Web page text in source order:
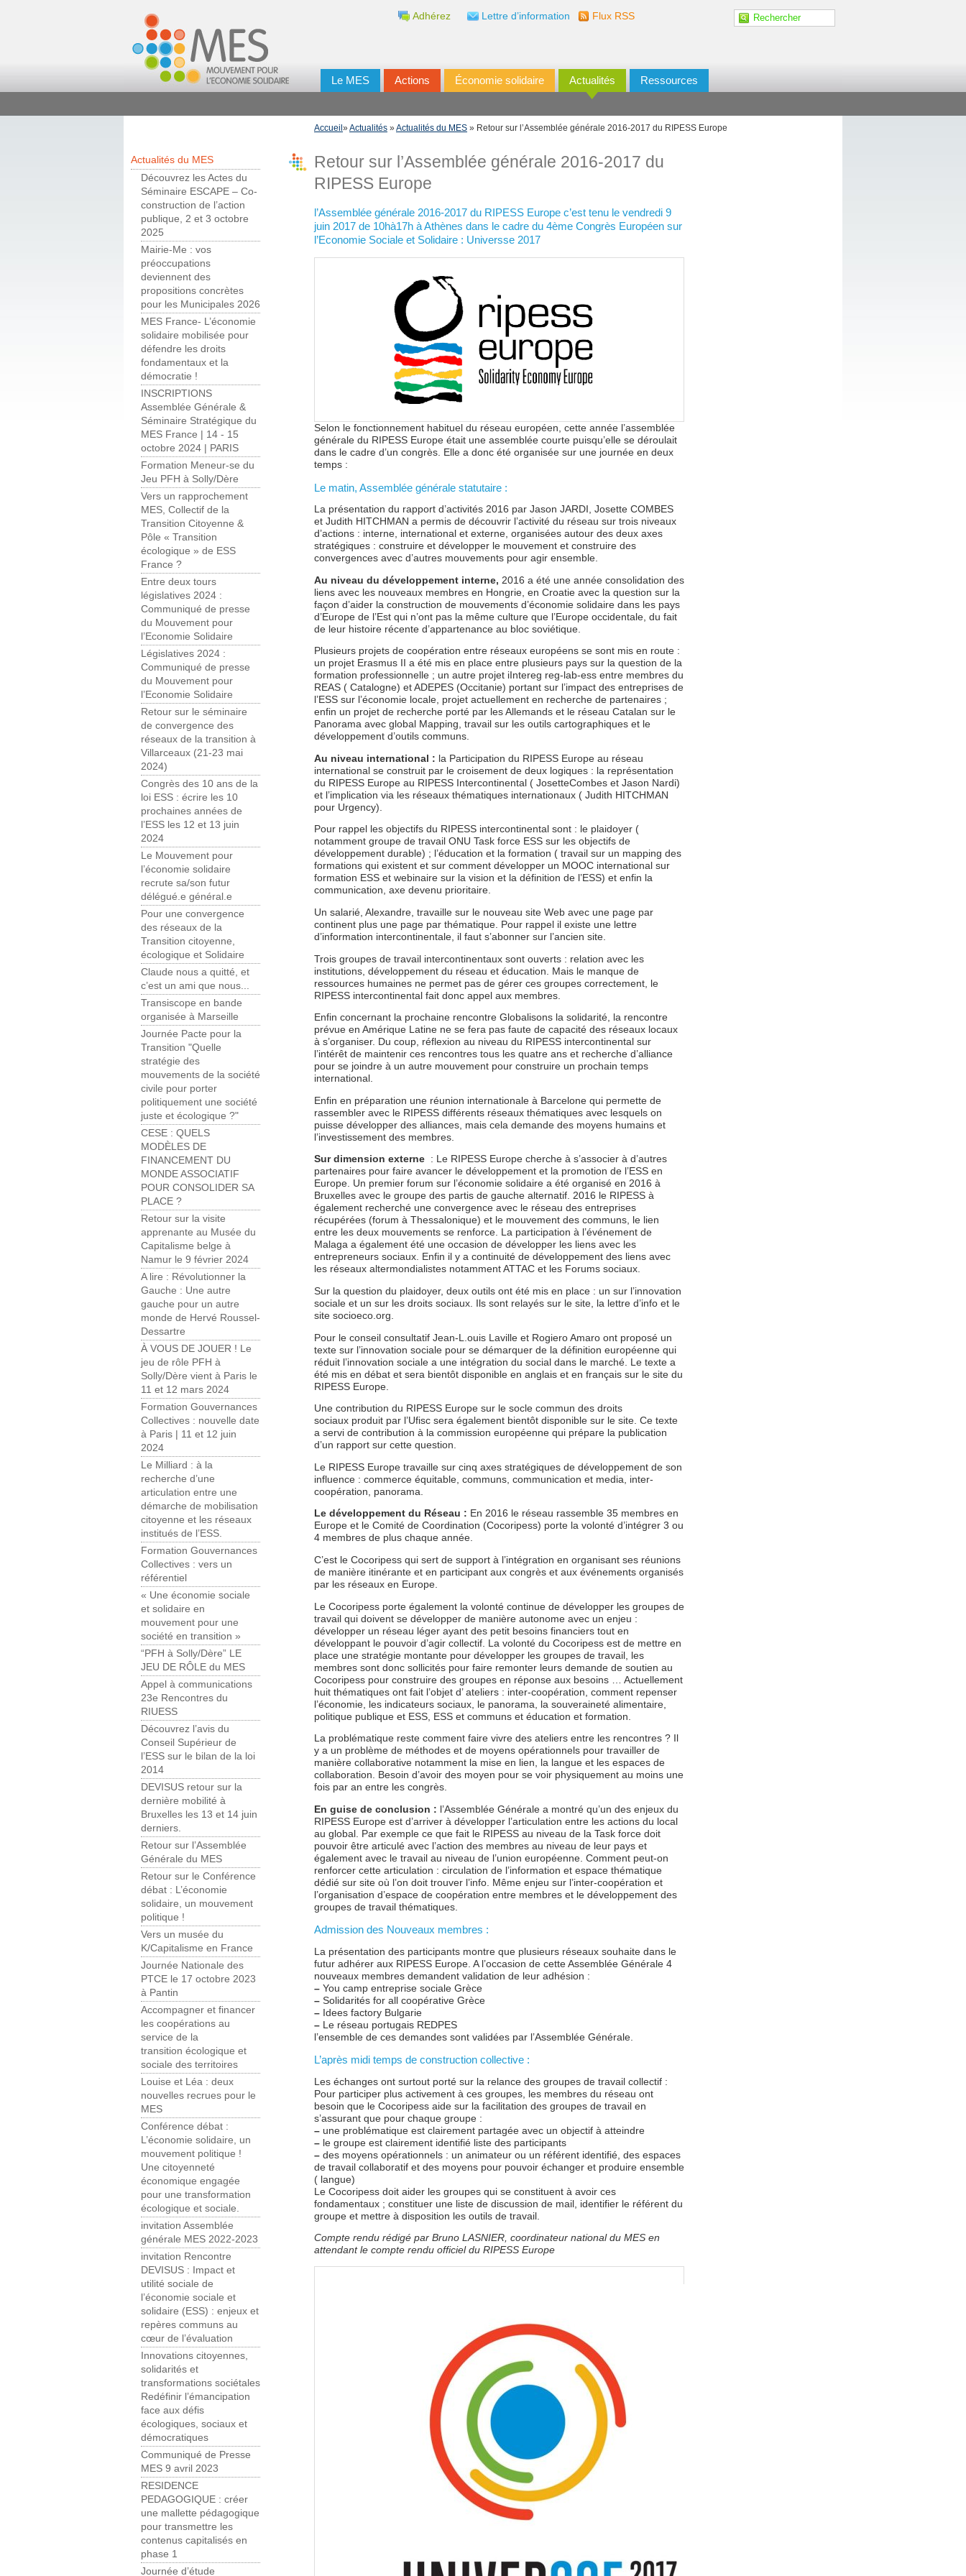
Le MES Actions Économie solidaire Actualités Ressources
Lettre d’information
Adhérez Flux RSS
Accueil »Actualités »Actualités du MES » Retour sur l’Assemblée générale 2016-2017 du RIPESS Europe
Actualités du MES
Découvrez les Actes du
Séminaire ESCAPE – Co-
construction de l’action
publique, 2 et 3 octobre
2025
Mairie-Me : vos
préoccupations
deviennent des
propositions concrètes
pour les Municipales 2026
MES France- L’économie
solidaire mobilisée pour
défendre les droits
fondamentaux et la
démocratie !
INSCRIPTIONS
Assemblée Générale &
Séminaire Stratégique du
MES France | 14 - 15
octobre 2024 | PARIS
Formation Meneur-se du
Jeu PFH à Solly/Dère
Vers un rapprochement
MES, Collectif de la
Transition Citoyenne &
Pôle « Transition
écologique » de ESS
France ?
Entre deux tours
législatives 2024 :
Communiqué de presse
du Mouvement pour
l’Economie Solidaire
Législatives 2024 :
Communiqué de presse
du Mouvement pour
l’Economie Solidaire
Retour sur le séminaire
de convergence des
réseaux de la transition à
Villarceaux (21-23 mai
2024)
Congrès des 10 ans de la
loi ESS : écrire les 10
prochaines années de
l’ESS les 12 et 13 juin
2024
Le Mouvement pour
l’économie solidaire
recrute sa/son futur
délégué.e général.e
Pour une convergence
des réseaux de la
Transition citoyenne,
écologique et Solidaire
Claude nous a quitté, et
c’est un ami que nous...
Transiscope en bande
organisée à Marseille
Journée Pacte pour la
Transition "Quelle
stratégie des
mouvements de la société
civile pour porter
politiquement une société
juste et écologique ?"
CESE : QUELS
MODÈLES DE
FINANCEMENT DU
MONDE ASSOCIATIF
POUR CONSOLIDER SA
PLACE ?
Retour sur la visite
apprenante au Musée du
Capitalisme belge à
Namur le 9 février 2024
A lire : Révolutionner la
Gauche : Une autre
gauche pour un autre
monde de Hervé Roussel-
Dessartre
À VOUS DE JOUER ! Le
jeu de rôle PFH à
Solly/Dère vient à Paris le
11 et 12 mars 2024
Formation Gouvernances
Collectives : nouvelle date
à Paris | 11 et 12 juin
2024
Le Milliard : à la
recherche d’une
articulation entre une
démarche de mobilisation
citoyenne et les réseaux
institués de l’ESS.
Formation Gouvernances
Collectives : vers un
référentiel
« Une économie sociale
et solidaire en
mouvement pour une
société en transition »
“PFH à Solly/Dère” LE
JEU DE RÔLE du MES
Appel à communications
23e Rencontres du
RIUESS
Découvrez l’avis du
Conseil Supérieur de
l’ESS sur le bilan de la loi
2014
DEVISUS retour sur la
dernière mobilité à
Bruxelles les 13 et 14 juin
derniers.
Retour sur l’Assemblée
Générale du MES
Retour sur le Conférence
débat : L’économie
solidaire, un mouvement
politique !
Vers un musée du
K/Capitalisme en France
Journée Nationale des
PTCE le 17 octobre 2023
à Pantin
Accompagner et financer
les coopérations au
service de la
transition écologique et
sociale des territoires
Louise et Léa : deux
nouvelles recrues pour le
MES
Conférence débat :
L’économie solidaire, un
mouvement politique !
Une citoyenneté
économique engagée
pour une transformation
écologique et sociale.
invitation Assemblée
générale MES 2022-2023
invitation Rencontre
DEVISUS : Impact et
utilité sociale de
l’économie sociale et
solidaire (ESS) : enjeux et
repères communs au
cœur de l’évaluation
Innovations citoyennes,
solidarités et
transformations sociétales
Redéfinir l’émancipation
face aux défis
écologiques, sociaux et
démocratiques
Communiqué de Presse
MES 9 avril 2023
RESIDENCE
PEDAGOGIQUE : créer
une mallette pédagogique
pour transmettre les
contenus capitalisés en
phase 1
Journée d’étude
Retour sur l’Assemblée générale 2016-2017 du
RIPESS Europe
l’Assemblée générale 2016-2017 du RIPESS Europe c’est tenu le vendredi 9
juin 2017 de 10hà17h à Athènes dans le cadre du 4ème Congrès Européen sur
l’Economie Sociale et Solidaire : Universse 2017
Selon le fonctionnement habituel du réseau européen, cette année l’assemblée
générale du RIPESS Europe était une assemblée courte puisqu’elle se déroulait
dans le cadre d’un congrès. Elle a donc été organisée sur une journée en deux
temps :
Le matin, Assemblée générale statutaire :
La présentation du rapport d’activités 2016 par Jason JARDI, Josette COMBES
et Judith HITCHMAN a permis de découvrir l’activité du réseau sur trois niveaux
d’actions : interne, international et externe, organisées autour des deux axes
stratégiques : construire et développer le mouvement et construire des
convergences avec d’autres mouvements pour agir ensemble.
Au niveau du développement interne, 2016 a été une année consolidation des
liens avec les nouveaux membres en Hongrie, en Croatie avec la question sur la
façon d’aider la construction de mouvements d’économie solidaire dans les pays
d’Europe de l’Est qui n’ont pas la même culture que l’Europe occidentale, du fait
de leur histoire récente d’appartenance au bloc soviétique.
Plusieurs projets de coopération entre réseaux européens se sont mis en route :
un projet Erasmus II a été mis en place entre plusieurs pays sur la question de la
formation professionnelle ; un autre projet iIntereg reg-lab-ess entre membres du
REAS ( Catalogne) et ADEPES (Occitanie) portant sur l’impact des entreprises de
l’ESS sur l’économie locale, projet actuellement en recherche de partenaires ;
enfin un projet de recherche porté par les Allemands et le réseau Catalan sur le
Panorama avec global Mapping, travail sur les outils cartographiques et le
développement d’outils communs.
Au niveau international : la Participation du RIPESS Europe au réseau
international se construit par le croisement de deux logiques : la représentation
du RIPESS Europe au RIPESS Intercontinental ( JosetteCombes et Jason Nardi)
et l’implication via les réseaux thématiques internationaux ( Judith HITCHMAN
pour Urgency).
Pour rappel les objectifs du RIPESS intercontinental sont : le plaidoyer (
notamment groupe de travail ONU Task force ESS sur les objectifs de
développement durable) ; l’éducation et la formation ( travail sur un mapping des
formations qui existent et sur comment développer un MOOC international sur
formation ESS et webinaire sur la vision et la définition de l’ESS) et enfin la
communication, axe devenu prioritaire.
Un salarié, Alexandre, travaille sur le nouveau site Web avec une page par
continent plus une page par thématique. Pour rappel il existe une lettre
d’information intercontinentale, il faut s’abonner sur l’ancien site.
Trois groupes de travail intercontinentaux sont ouverts : relation avec les
institutions, développement du réseau et éducation. Mais le manque de
ressources humaines ne permet pas de gérer ces groupes correctement, le
RIPESS intercontinental fait donc appel aux membres.
Enfin concernant la prochaine rencontre Globalisons la solidarité, la rencontre
prévue en Amérique Latine ne se fera pas faute de capacité des réseaux locaux
à s’organiser. Du coup, réflexion au niveau du RIPESS intercontinental sur
l’intérêt de maintenir ces rencontres tous les quatre ans et recherche d’alliance
pour se joindre à un autre mouvement pour construire un prochain temps
international.
Enfin en préparation une réunion internationale à Barcelone qui permette de
rassembler avec le RIPESS différents réseaux thématiques avec lesquels on
puisse développer des alliances, mais cela demande des moyens humains et
l’investissement des membres.
Sur dimension externe : Le RIPESS Europe cherche à s’associer à d’autres
partenaires pour faire avancer le développement et la promotion de l’ESS en
Europe. Un premier forum sur l’économie solidaire a été organisé en 2016 à
Bruxelles avec le groupe des partis de gauche alternatif. 2016 le RIPESS à
également recherché une convergence avec le réseau des entreprises
récupérées (forum à Thessalonique) et le mouvement des communs, le lien
entre les deux mouvements se renforce. La participation à l’événement de
Malaga a également été une occasion de développer les liens avec les
entrepreneurs sociaux. Enfin il y a continuité de développement des liens avec
les réseaux altermondialistes notamment ATTAC et les Forums sociaux.
Sur la question du plaidoyer, deux outils ont été mis en place : un sur l’innovation
sociale et un sur les droits sociaux. Ils sont relayés sur le site, la lettre d’info et le
site socioeco.org.
Pour le conseil consultatif Jean-L.ouis Laville et Rogiero Amaro ont proposé un
texte sur l’innovation sociale pour se démarquer de la définition européenne qui
réduit l’innovation sociale a une intégration du social dans le marché. Le texte a
été mis en débat et sera bientôt disponible en anglais et en français sur le site du
RIPESS Europe.
Une contribution du RIPESS Europe sur le socle commun des droits
sociaux produit par l’Ufisc sera également bientôt disponible sur le site. Ce texte
a servi de contribution à la commission européenne qui prépare la publication
d’un rapport sur cette question.
Le RIPESS Europe travaille sur cinq axes stratégiques de développement de son
influence : commerce équitable, communs, communication et media, inter-
coopération, panorama.
Le développement du Réseau : En 2016 le réseau rassemble 35 membres en
Europe et le Comité de Coordination (Cocoripess) porte la volonté d’intégrer 3 ou
4 membres de plus chaque année.
C’est le Cocoripess qui sert de support à l’intégration en organisant ses réunions
de manière itinérante et en participant aux congrès et aux événements organisés
par les réseaux en Europe.
Le Cocoripess porte également la volonté continue de développer les groupes de
travail qui doivent se développer de manière autonome avec un enjeu :
développer un réseau léger ayant des petit besoins financiers tout en
développant le pouvoir d’agir collectif. La volonté du Cocoripess est de mettre en
place une stratégie montante pour développer les groupes de travail, les
membres sont donc sollicités pour faire remonter leurs demande de soutien au
Cocoripess pour construire des groupes en réponse aux besoins … Actuellement
huit thématiques ont fait l’objet d’ ateliers : inter-coopération, comment repenser
l’économie, les indicateurs sociaux, le panorama, la souveraineté alimentaire,
politique publique et ESS, ESS et communs et éducation et formation.
La problématique reste comment faire vivre des ateliers entre les rencontres ? Il
y a un problème de méthodes et de moyens opérationnels pour travailler de
manière collaborative notamment la mise en lien, la langue et les espaces de
collaboration. Besoin d’avoir des moyen pour se voir physiquement au moins une
fois par an entre les congrès.
En guise de conclusion : l’Assemblée Générale a montré qu’un des enjeux du
RIPESS Europe est d’arriver à développer l’articulation entre les actions du local
au global. Par exemple ce que fait le RIPESS au niveau de la Task force doit
pouvoir être articulé avec l’action des membres au niveau de leur pays et
également avec le travail au niveau de l’union européenne. Comment peut-on
renforcer cette articulation : circulation de l’information et espace thématique
dédié sur site où l’on doit trouver l’info. Même enjeu sur l’inter-coopération et
l’organisation d’espace de coopération entre membres et le développement des
groupes de travail thématiques.
Admission des Nouveaux membres :
La présentation des participants montre que plusieurs réseaux souhaite dans le
futur adhérer aux RIPESS Europe. A l’occasion de cette Assemblée Générale 4
nouveaux membres demandent validation de leur adhésion :
– You camp entreprise sociale Grèce
– Solidarités for all coopérative Grèce
– Idees factory Bulgarie
– Le réseau portugais REDPES
l’ensemble de ces demandes sont validées par l’Assemblée Générale.
L’après midi temps de construction collective :
Les échanges ont surtout porté sur la relance des groupes de travail collectif :
Pour participer plus activement à ces groupes, les membres du réseau ont
besoin que le Cocoripess aide sur la facilitation des groupes de travail en
s’assurant que pour chaque groupe :
– une problématique est clairement partagée avec un objectif à atteindre
– le groupe est clairement identifié liste des participants
– des moyens opérationnels : un animateur ou un référent identifié, des espaces
de travail collaboratif et des moyens pour pouvoir échanger et produire ensemble
( langue)
Le Cocoripess doit aider les groupes qui se constituent à avoir ces
fondamentaux ; constituer une liste de discussion de mail, identifier le référent du
groupe et mettre à disposition les outils de travail.
Compte rendu rédigé par Bruno LASNIER, coordinateur national du MES en
attendant le compte rendu officiel du RIPESS Europe